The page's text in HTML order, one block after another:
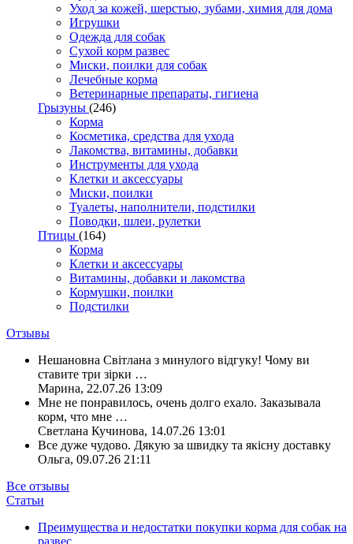
Уход за кожей, шерстью, зубами, химия для дома
Игрушки
Одежда для собак
Сухой корм развес
Миски, поилки для собак
Лечебные корма
Ветеринарные препараты, гигиена
Грызуны (246)
Корма
Косметика, средства для ухода
Лакомства, витамины, добавки
Инструменты для ухода
Клетки и аксессуары
Миски, поилки
Туалеты, наполнители, подстилки
Поводки, шлеи, рулетки
Птицы (164)
Корма
Клетки и аксессуары
Витамины, добавки и лакомства
Кормушки, поилки
Подстилки
Отзывы
Нешановна Світлана з минулого відгуку! Чому ви
ставите три зірки …
Марина, 22.07.26 13:09
Мне не понравилось, очень долго ехало. Заказывала
корм, что мне …
Светлана Кучинова, 14.07.26 13:01
Все дуже чудово. Дякую за швидку та якісну доставку
Ольга, 09.07.26 21:11
Все отзывы
Статьи
Преимущества и недостатки покупки корма для собак на
развес